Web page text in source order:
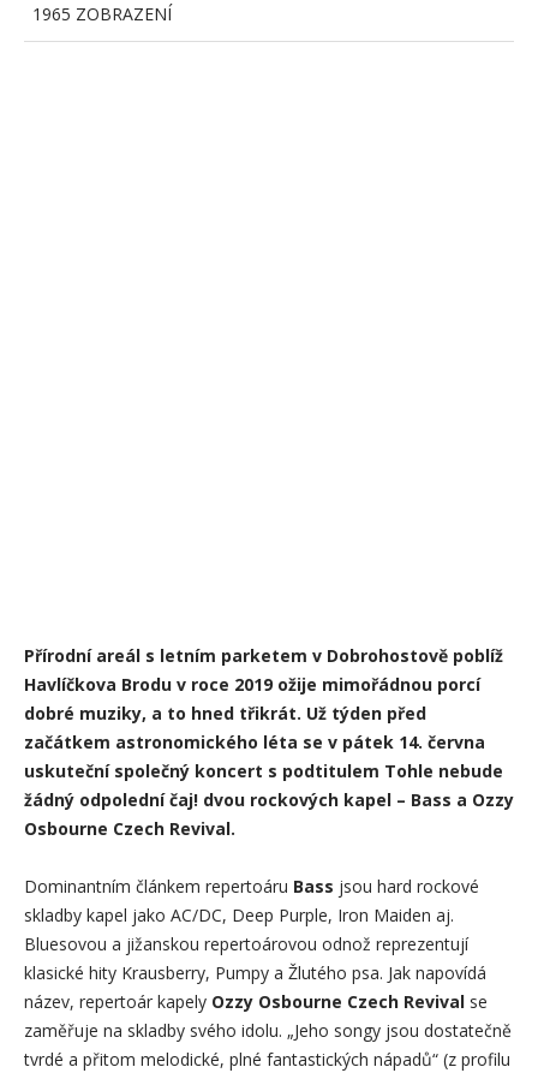
1965 ZOBRAZENÍ
Přírodní areál s letním parketem v Dobrohostově poblíž
Havlíčkova Brodu v roce 2019 ožije mimořádnou porcí
dobré muziky, a to hned třikrát. Už týden před
začátkem astronomického léta se v pátek 14. června
uskuteční společný koncert s podtitulem Tohle nebude
žádný odpolední čaj! dvou rockových kapel – Bass a Ozzy
Osbourne Czech Revival.
Dominantním článkem repertoáru Bass jsou hard rockové
skladby kapel jako AC/DC, Deep Purple, Iron Maiden aj.
Bluesovou a jižanskou repertoárovou odnož reprezentují
klasické hity Krausberry, Pumpy a Žlutého psa. Jak napovídá
název, repertoár kapely Ozzy Osbourne Czech Revival se
zaměřuje na skladby svého idolu. „Jeho songy jsou dostatečně
tvrdé a přitom melodické, plné fantastických nápadů“ (z profilu